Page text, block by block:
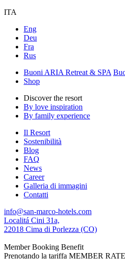
ITA
Eng
Deu
Fra
Rus
Buoni ARIA Retreat & SPA
Shop
Discover the resort
By love inspiration
By family experience
Il Resort
Sostenibilità
Blog
FAQ
News
Career
Galleria di immagini
Contatti
info@san-marco-hotels.com
Localitá Cini 31a,
22018 Cima di Porlezza (CO)
Member Booking Benefit
Prenotando la tariffa MEMBER RATE